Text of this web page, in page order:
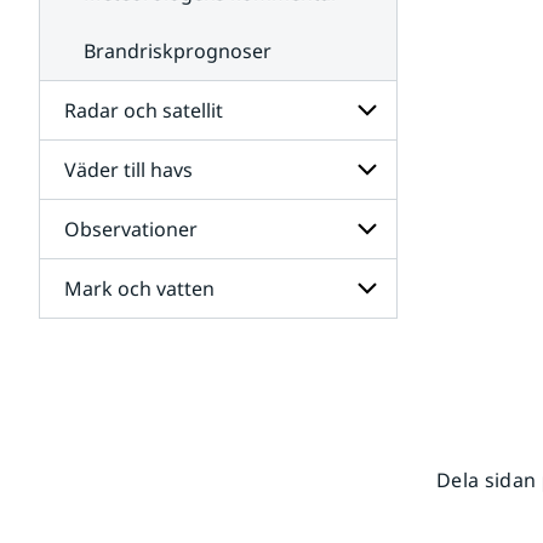
Brandriskprognoser
Radar och satellit
Undersidor
för
Radar
och
satellit
Väder till havs
Undersidor
för
Väder
till
havs
Observationer
Undersidor
för
Mark och vatten
Dela sidan